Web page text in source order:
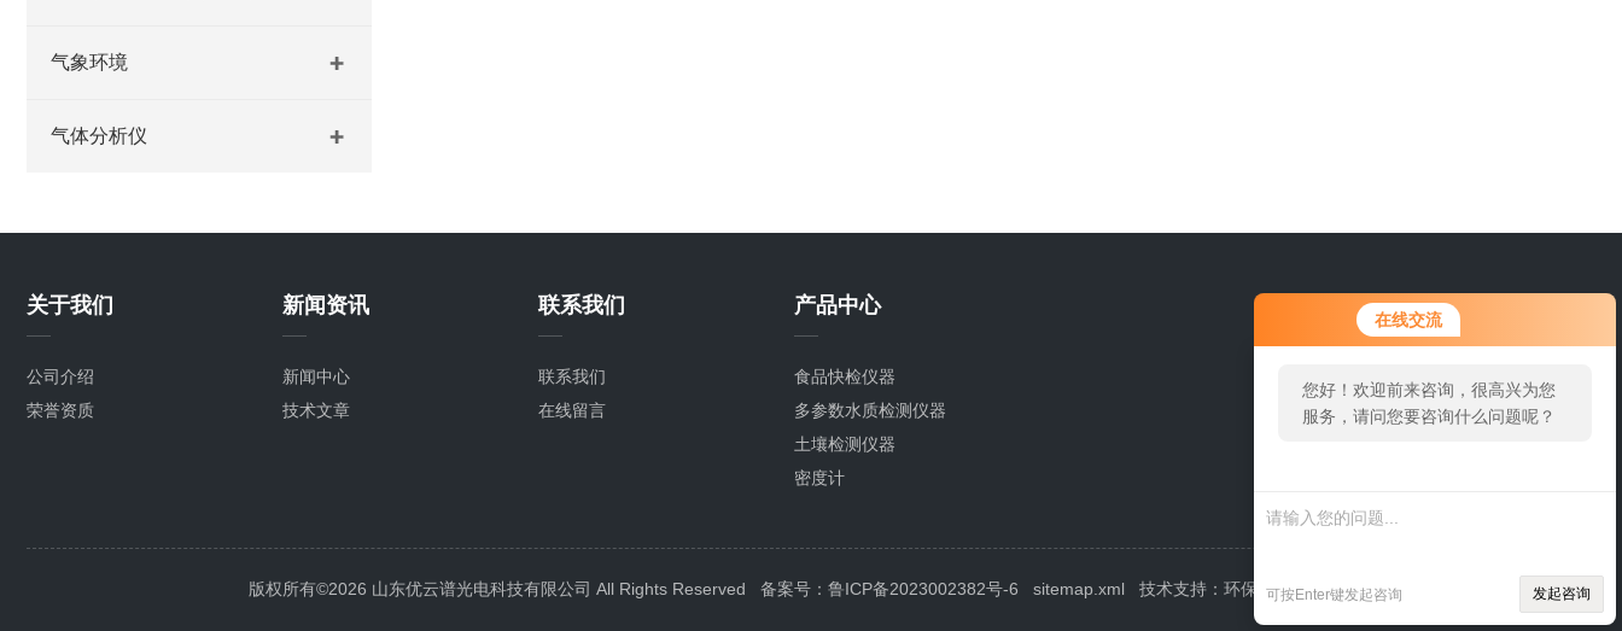
在线交流
您好！欢迎前来咨询，很高兴为您
服务，请问您要咨询什么问题呢？
可按Enter键发起咨询 发起咨询
气象环境
气体分析仪
关于我们
公司介绍
荣誉资质
新闻资讯
新闻中心
技术文章
联系我们
联系我们
在线留言
产品中心
食品快检仪器
多参数水质检测仪器
土壤检测仪器
密度计
植物生理检测仪器
分子生物检测仪器
版权所有©2026 山东优云谱光电科技有限公司 All Rights Reserved 备案号：鲁ICP备2023002382号-6 sitemap.xml 技术支持： 环保在线 管理登陆